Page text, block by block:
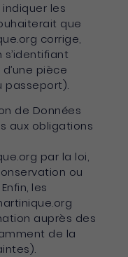
indiquer les
que
corrige,
pièce
passeport).
de Données
aux obligations
par la loi,
ou
les
auprès des
de la